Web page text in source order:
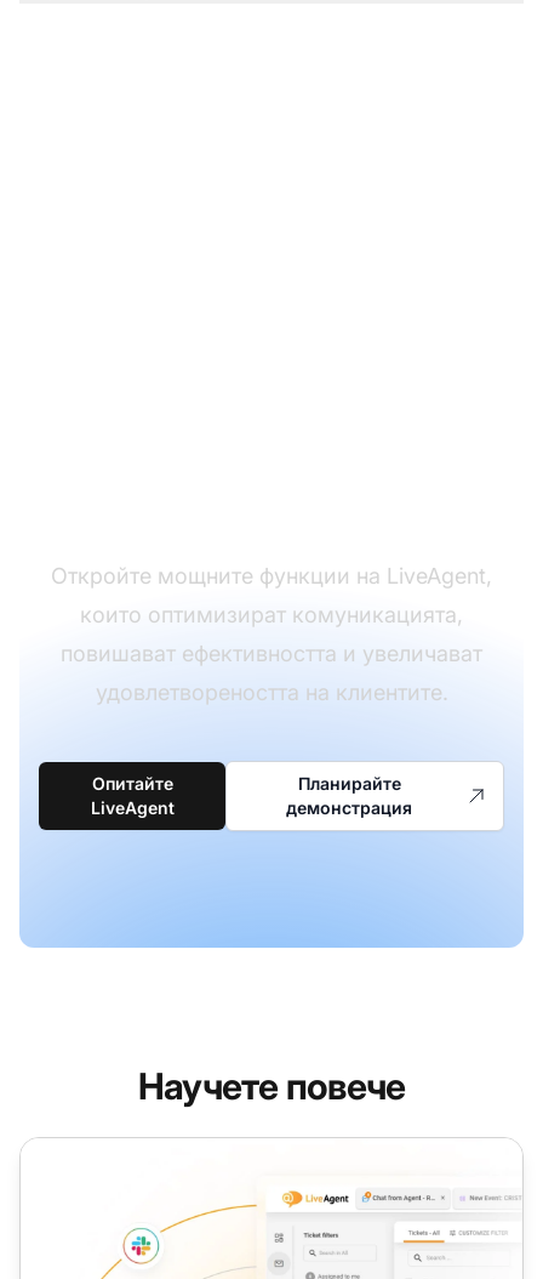
Откройте мощните функции на LiveAgent,
които оптимизират комуникацията,
повишават ефективността и увеличават
удовлетвореността на клиентите.
Опитайте
LiveAgent
Планирайте
демонстрация
Научете повече
SLA